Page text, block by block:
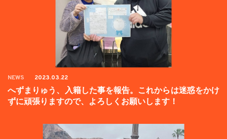
NEWS 2023.03.22
へずまりゅう、入籍した事を報告。これからは迷惑をかけ
ずに頑張りますので、よろしくお願いします！